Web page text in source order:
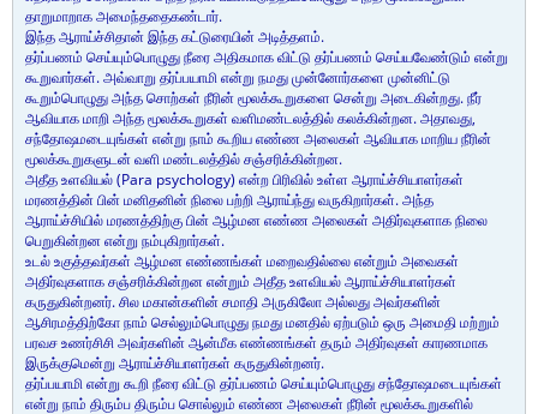
தாறுமாறாக அமைந்ததைகண்டார்.
இந்த ஆராய்ச்சிதான் இந்த கட்டுரையின் அடித்தளம்.
தர்ப்பணம் செய்யும்பொழுது நீரை அதிகமாக விட்டு தர்ப்பணம் செய்யவேண்டும் என்று
கூறுவார்கள். அவ்வாறு தர்ப்பயாமி என்று நமது முன்னோர்களை முன்னிட்டு
கூறும்பொழுது அந்த சொற்கள் நீரின் மூலக்கூறுகளை சென்று அடைகின்றது. நீர்
ஆவியாக மாறி அந்த மூலக்கூறுகள் வளிமண்டலத்தில் கலக்கின்றன. அதாவது,
சந்தோஷமடையுங்கள் என்று நாம் கூறிய எண்ண அலைகள் ஆவியாக மாறிய நீரின்
மூலக்கூறுகளுடன் வளி மண்டலத்தில் சஞ்சரிக்கின்றன.
அதீத உளவியல் (Para psychology) என்ற பிரிவில் உள்ள ஆராய்ச்சியாளர்கள்
மரணத்தின் பின் மனிதனின் நிலை பற்றி ஆராய்ந்து வருகிறார்கள். அந்த
ஆராய்ச்சியில் மரணத்திற்கு பின் ஆழ்மன எண்ண அலைகள் அதிர்வுகளாக நிலை
பெறுகின்றன என்று நம்புகிறார்கள்.
உடல் உகுத்தவர்கள் ஆழ்மன எண்ணங்கள் மறைவதில்லை என்றும் அவைகள்
அதிர்வுகளாக சஞ்சரிக்கின்றன என்றும் அதீத உளவியல் ஆராய்ச்சியாளர்கள்
கருதுகின்றனர். சில மகான்களின் சமாதி அருகிலோ அல்லது அவர்களின்
ஆசிரமத்திற்கோ நாம் செல்லும்பொழுது நமது மனதில் ஏற்படும் ஒரு அமைதி மற்றும்
பரவச உணர்சிசி அவர்களின் ஆன்மீக எண்ணங்கள் தரும் அதிர்வுகள் காரணமாக
இருக்குமென்று ஆராய்ச்சியாளர்கள் கருதுகின்றனர்.
தர்ப்பயாமி என்று கூறி நீரை விட்டு தர்ப்பணம் செய்யும்பொழுது சந்தோஷமடையுங்கள்
என்று நாம் திரும்ப திரும்ப சொல்லும் எண்ண அலைகள் நீரின் மூலக்கூறுகளில்